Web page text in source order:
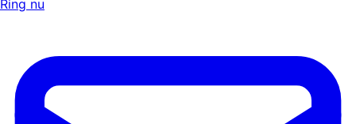
Ring nu